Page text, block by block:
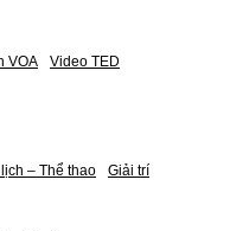
VOA Video TED
– Thể thao Giải trí